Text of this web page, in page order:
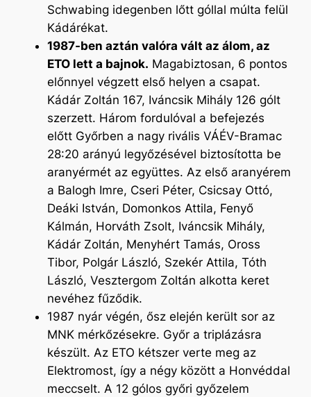
Schwabing idegenben lőtt góllal múlta felül
Kádárékat.
1987-ben aztán valóra vált az álom, az
ETO lett a bajnok. Magabiztosan, 6 pontos
előnnyel végzett első helyen a csapat.
Kádár Zoltán 167, Iváncsik Mihály 126 gólt
szerzett. Három fordulóval a befejezés
előtt Győrben a nagy rivális VÁÉV-Bramac
28:20 arányú legyőzésével biztosította be
aranyérmét az együttes. Az első aranyérem
a Balogh Imre, Cseri Péter, Csicsay Ottó,
Deáki István, Domonkos Attila, Fenyő
Kálmán, Horváth Zsolt, Iváncsik Mihály,
Kádár Zoltán, Menyhért Tamás, Oross
Tibor, Polgár László, Szekér Attila, Tóth
László, Vesztergom Zoltán alkotta keret
nevéhez fűződik.
1987 nyár végén, ősz elején került sor az
MNK mérkőzésekre. Győr a triplázásra
készült. Az ETO kétszer verte meg az
Elektromost, így a négy között a Honvéddal
meccselt. A 12 gólos győri győzelem